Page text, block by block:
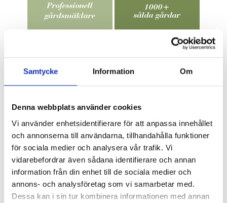
Samtycke Information Om
Denna webbplats använder cookies
Vi använder enhetsidentifierare för att anpassa innehållet
och annonserna till användarna, tillhandahålla funktioner
för sociala medier och analysera vår trafik. Vi
vidarebefordrar även sådana identifierare och annan
information från din enhet till de sociala medier och
annons- och analysföretag som vi samarbetar med.
Dessa kan i sin tur kombinera informationen med annan
Professionell
gårdsmäklare
1000+
sålda gårdar
respekterade
inom jord och skog
Kontakta oss